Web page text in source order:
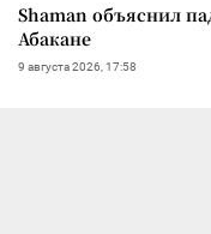
Shaman объяснил
Абакане
9 августа 2026, 17:58